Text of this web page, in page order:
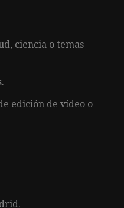
ciencia o temas
edición de vídeo o